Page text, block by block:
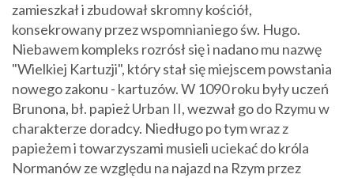
zamieszkał i zbudował skromny kościół,
konsekrowany przez wspomnianiego św. Hugo.
Niebawem kompleks rozrósł się i nadano mu nazwę
"Wielkiej Kartuzji", który stał się miejscem powstania
nowego zakonu - kartuzów. W 1090 roku były uczeń
Brunona, bł. papież Urban II, wezwał go do Rzymu w
charakterze doradcy. Niedługo po tym wraz z
papieżem i towarzyszami musieli uciekać do króla
Normanów ze względu na najazd na Rzym przez